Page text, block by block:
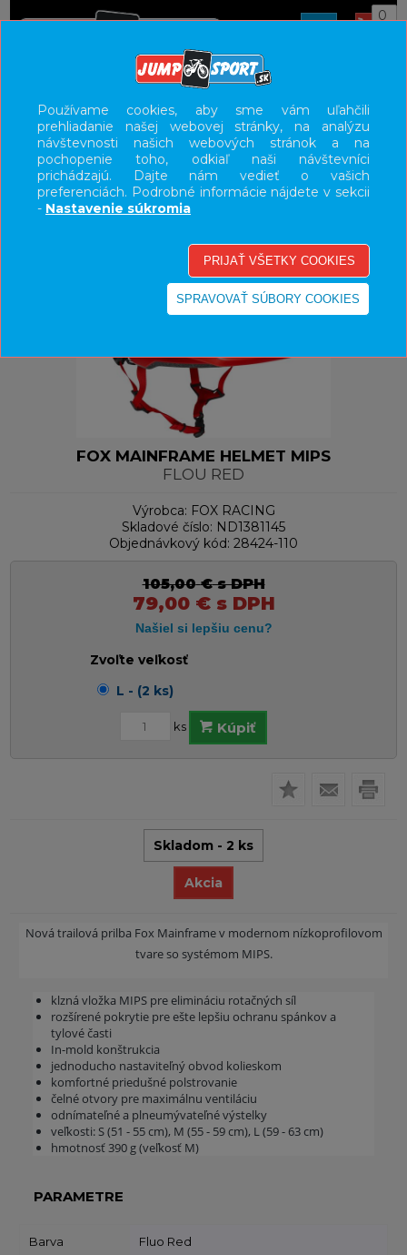
0
UŽÍVATEĽSKÝ PANEL
KATEGÓRIE
HLAVNÉ MENU
-25%
FOX MAINFRAME HELMET MIPS
FLOU RED
Výrobca: FOX RACING
Skladové číslo: ND1381145
Objednávkový kód: 28424-110
105,00 €s DPH
79,00 €s DPH
Zvoľte veľkosť
L - (2 ks)
ks Kúpiť
Skladom - 2 ks
Akcia
Nová trailová prilba Fox Mainframe v modernom nízkoprofilovom
tvare so systémom MIPS.
klzná vložka MIPS pre elimináciu rotačných síl
rozšírené pokrytie pre ešte lepšiu ochranu spánkov a
tylové časti
In-mold konštrukcia
jednoducho nastaviteľný obvod kolieskom
komfortné priedušné polstrovanie
čelné otvory pre maximálnu ventiláciu
odnímateľné a plneumývateľné výstelky
veľkosti: S (51 - 55 cm), M (55 - 59 cm), L (59 - 63 cm)
hmotnosť 390 g (veľkosť M)
PARAMETRE
Barva Fluo Red
Používame cookies, aby sme vám uľahčili
prehliadanie našej webovej stránky, na analýzu
návštevnosti našich webových stránok a na
pochopenie toho, odkiaľ naši návštevníci
prichádzajú. Dajte nám vedieť o vašich
preferenciách. Podrobné informácie nájdete v sekcii
- Nastavenie súkromia